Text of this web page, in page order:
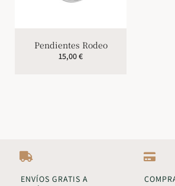
Pendientes Rodeo
15,00€
ENVÍOS GRATIS A